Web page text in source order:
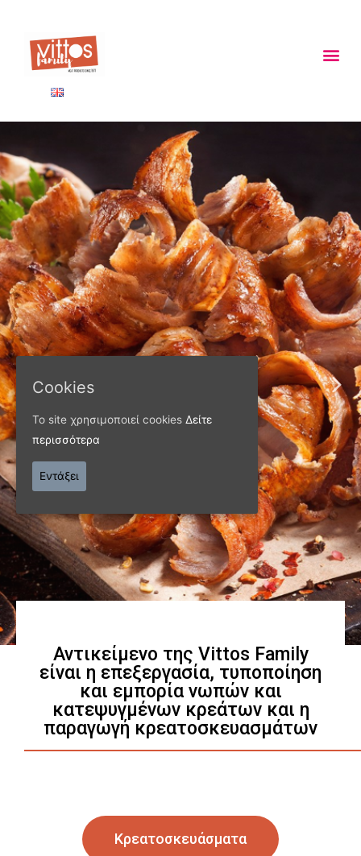
ΠΑΝΩ ΑΠΟ 40 ΧΡΟΝΙΑ
Παράγουμε προϊόντα
ποιότητας
Γνωρίστε μας
Αντικείμενο της Vittos Family
είναι η επεξεργασία, τυποποίηση
και εμπορία νωπών και
κατεψυγμένων κρεάτων και η
παραγωγή κρεατοσκευασμάτων
Κρεατοσκευάσματα
Cookies
Το site χρησιμοποιεί cookies Δείτε
περισσότερα
Εντάξει